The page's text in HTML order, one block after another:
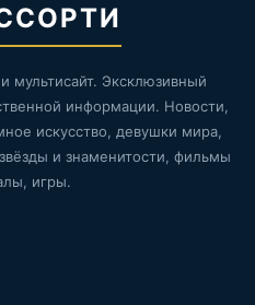
мультисайт. Эксклюзивный
информации. Новости,
искусство, девушки мира,
и знаменитости, фильмы
игры.